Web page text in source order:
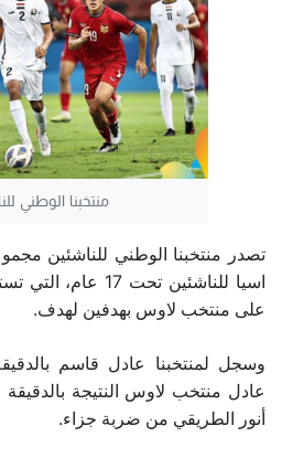
منتخبنا الوطني
تصدر منتخبنا الوطني للناشئين
اسيا للناشئين تحت
على منتخب لاوس بهدفين لهدف.
أنور الطريقي من ضربة جزاء.